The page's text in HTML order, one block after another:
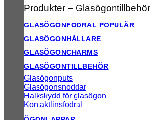
Produkter – Glasögontillbehör
GLASÖGONFODRAL
GLASÖGONHÅLLARE
GLASÖGONCHARMS
GLASÖGONTILLBEHÖR
Glasögonputs
Glasögonsnoddar
Halkskydd för glasögon
Kontaktlinsfodral